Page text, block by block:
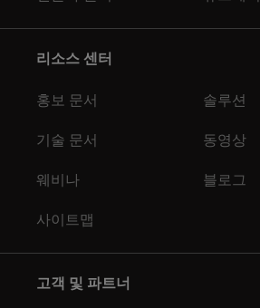
리소스 센터
홍보 문서 솔루션
기술 문서 동영상
웨비나 블로그
사이트맵
고객 및 파트너